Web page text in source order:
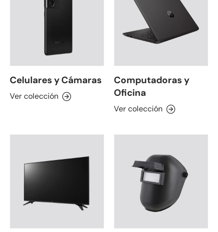
Celulares y Cámaras
Ver colección
Computadoras y
Oficina
Ver colección